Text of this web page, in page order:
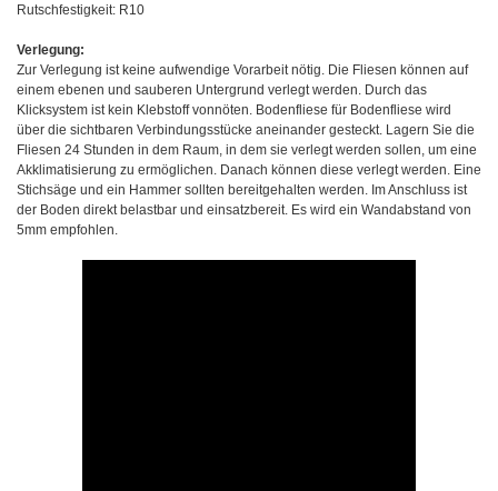
Rutschfestigkeit: R10
Verlegung:
Zur Verlegung ist keine aufwendige Vorarbeit nötig. Die Fliesen können auf
einem ebenen und sauberen Untergrund verlegt werden. Durch das
Klicksystem ist kein Klebstoff vonnöten. Bodenfliese für Bodenfliese wird
über die sichtbaren Verbindungsstücke aneinander gesteckt. Lagern Sie die
Fliesen 24 Stunden in dem Raum, in dem sie verlegt werden sollen, um eine
Akklimatisierung zu ermöglichen. Danach können diese verlegt werden. Eine
Stichsäge und ein Hammer sollten bereitgehalten werden. Im Anschluss ist
der Boden direkt belastbar und einsatzbereit. Es wird ein Wandabstand von
5mm empfohlen.